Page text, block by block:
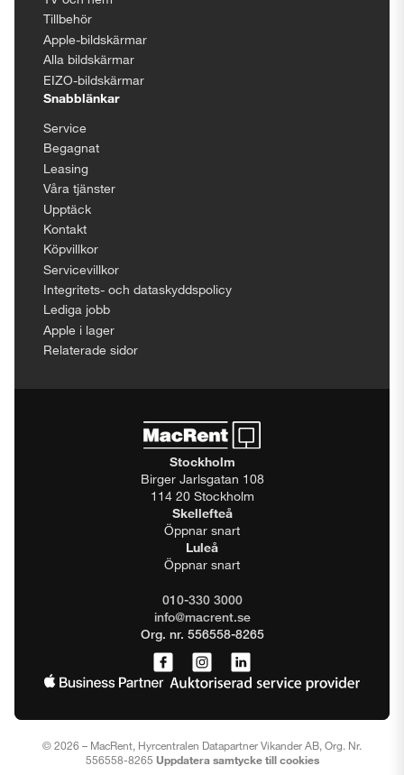
Tillbehör
Apple-bildskärmar
Alla bildskärmar
EIZO-bildskärmar
Snabblänkar
Service
Begagnat
Leasing
Våra tjänster
Upptäck
Kontakt
Köpvillkor
Servicevillkor
Integritets- och dataskyddspolicy
Lediga jobb
Apple i lager
Relaterade sidor
Stockholm
Birger Jarlsgatan 108
114 20 Stockholm
Skellefteå
Öppnar snart
Luleå
Öppnar snart
010-330 3000
info@macrent.se
Org. nr. 556558-8265
© 2026 – MacRent, Hyrcentralen Datapartner Vikander AB, Org. Nr.
556558-8265 Uppdatera samtycke till cookies